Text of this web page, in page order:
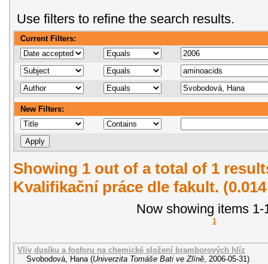
Use filters to refine the search results.
Current Filters:
New Filters:
Showing 1 out of a total of 1
Kvalifikační práce dle fakult.
Now showing items 1-
1
Vliv dusíku a fosforu na chemické složení bramborových hlíz
Svobodová, Hana (Univerzita Tomáše Bati ve Zlíně 2006-05-31 )